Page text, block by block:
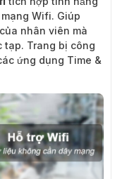
Wifi. Giúp
nhân viên mà
tạp. Trang bị công
ứng dụng Time &